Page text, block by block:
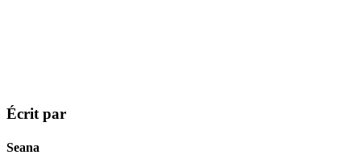
Écrit par
Seana